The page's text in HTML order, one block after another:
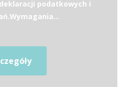
podatkowych i